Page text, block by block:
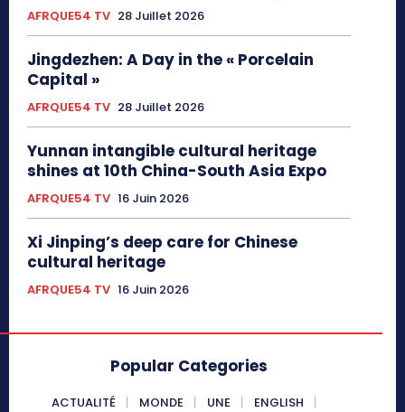
AFRQUE54 TV 28 Juillet 2026
Jingdezhen: A Day in the « Porcelain
Capital »
AFRQUE54 TV 28 Juillet 2026
Yunnan intangible cultural heritage
shines at 10th China-South Asia Expo
AFRQUE54 TV 16 Juin 2026
Xi Jinping’s deep care for Chinese
cultural heritage
AFRQUE54 TV 16 Juin 2026
Popular Categories
ACTUALITÉ MONDE UNE
ENGLISH